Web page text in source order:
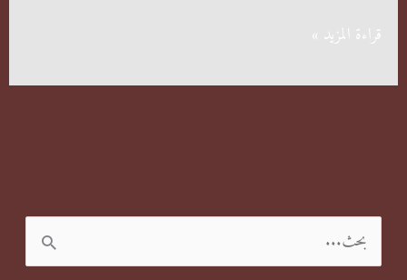
شركة
صراصير
قراءة المزيد »
ل